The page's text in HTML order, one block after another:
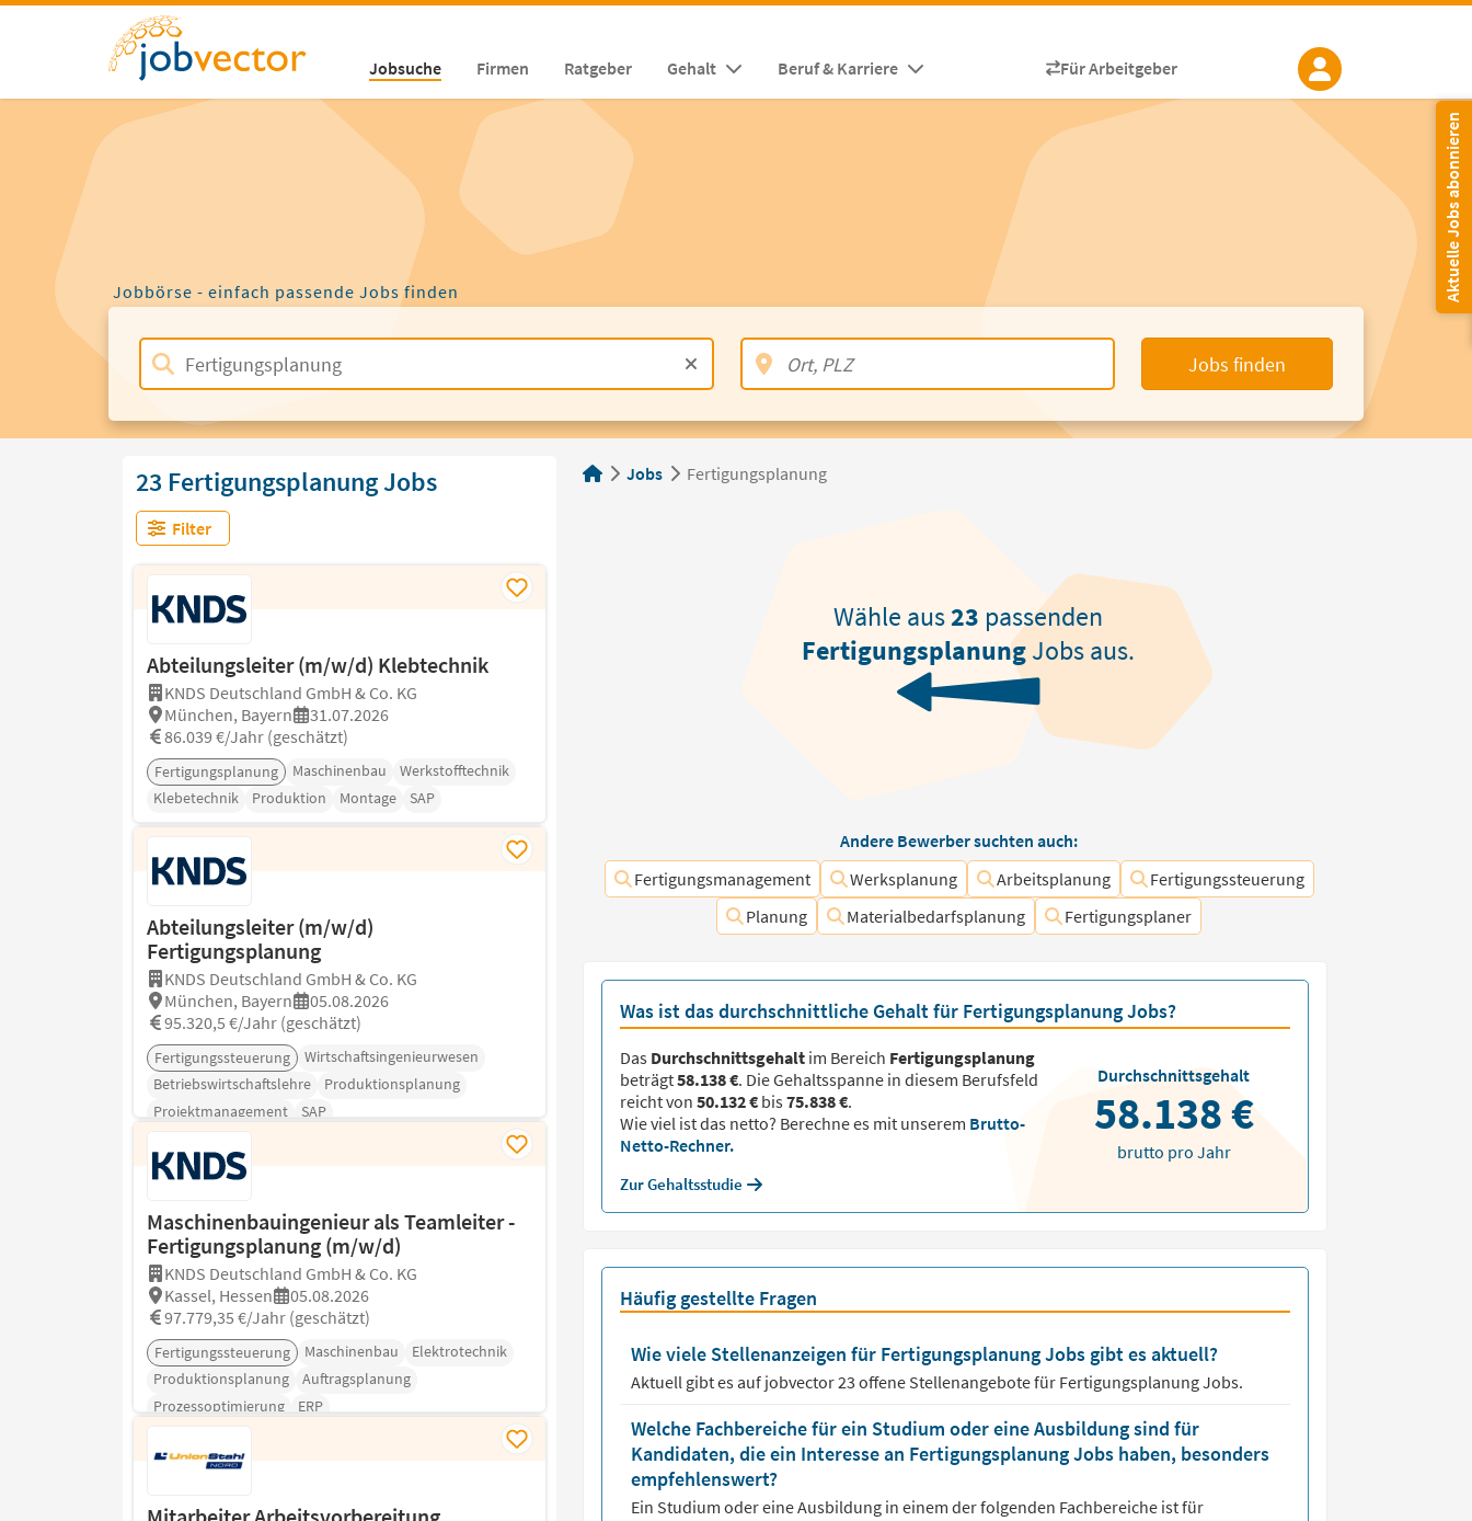
Jobsuche Firmen Ratgeber Gehalt Beruf & Karriere Für Arbeitgeber
Aktuelle Jobs abonnieren
Jobbörse - einfach passende Jobs finden
Jobs finden
23 Fertigungsplanung Jobs
Filter
Abteilungsleiter (m/w/d) Klebtechnik
KNDS Deutschland GmbH & Co. KG
München, Bayern
31.07.2026
86.039 €/Jahr (geschätzt)
Fertigungsplanung Maschinenbau
Werkstofftechnik
Klebetechnik
Produktion Montage SAP
Abteilungsleiter (m/w/d)
Fertigungsplanung
KNDS Deutschland GmbH & Co. KG
München, Bayern
05.08.2026
95.320,5 €/Jahr (geschätzt)
Fertigungssteuerung
Wirtschaftsingenieurwesen
Betriebswirtschaftslehre
Produktionsplanung
Projektmanagement
SAP
Maschinenbauingenieur als Teamleiter -
Fertigungsplanung (m/w/d)
KNDS Deutschland GmbH & Co. KG
Kassel, Hessen
05.08.2026
97.779,35 €/Jahr (geschätzt)
Fertigungssteuerung Maschinenbau
Elektrotechnik
Produktionsplanung
Auftragsplanung
Prozessoptimierung
ERP
Jobs Fertigungsplanung
Wähle aus23 passenden
FertigungsplanungJobs aus.
Andere Bewerber suchten auch:
Fertigungsmanagement
Werksplanung Arbeitsplanung
Fertigungssteuerung
Planung
Materialbedarfsplanung Fertigungsplaner
Was ist das durchschnittliche Gehalt für Fertigungsplanung Jobs?
Das Durchschnittsgehaltim Bereich Fertigungsplanung
beträgt58.138 €. Die Gehaltsspanne in diesem Berufsfeld
reicht von 50.132 €bis75.838 €.
Wie viel ist das netto? Berechne es mit unserem Brutto-
Netto-Rechner.
Zur Gehaltsstudie
Durchschnittsgehalt
58.138 €
brutto pro Jahr
Häufig gestellte Fragen
Wie viele Stellenanzeigen für Fertigungsplanung Jobs gibt es aktuell?
Aktuell gibt es auf jobvector23 offene Stellenangebote für Fertigungsplanung Jobs.
Welche Fachbereiche für ein Studium oder eine Ausbildung sind für
Kandidaten, die ein Interesse an Fertigungsplanung Jobs haben, besonders
empfehlenswert?
Ein Studium oder eine Ausbildung in einem der folgenden Fachbereiche ist für